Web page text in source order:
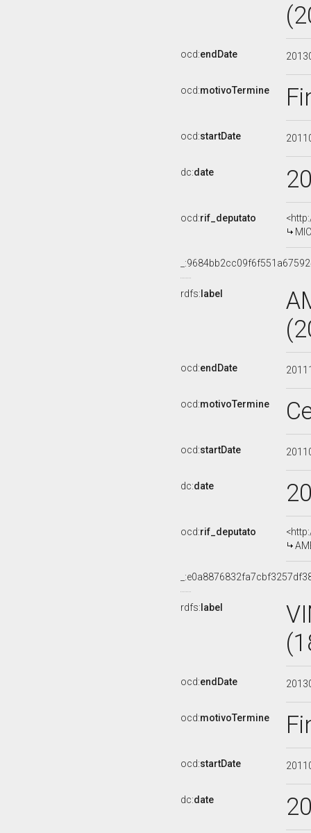
ocd:endDate
ocd:motivoTermine
ocd:startDate
dc:date
ocd:rif_deputato
rdfs: label
ocd:endDate
ocd:motivoTermine
ocd:startDate
dc:date
ocd:rif_deputato
rdfs: label
ocd:endDate
ocd:motivoTermine
ocd:startDate
dc:date